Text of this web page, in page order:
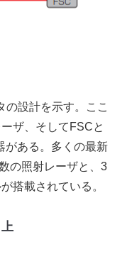
設計を示す。ここ
ザ、そしてFSCと
がある。多くの最新
の照射レーザと、3
搭載されている。